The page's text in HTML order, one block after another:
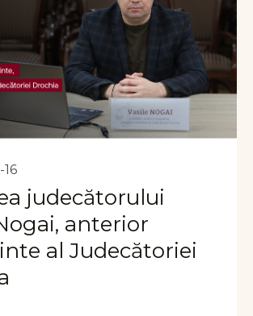
judecătorului
anterior
al Judecătoriei